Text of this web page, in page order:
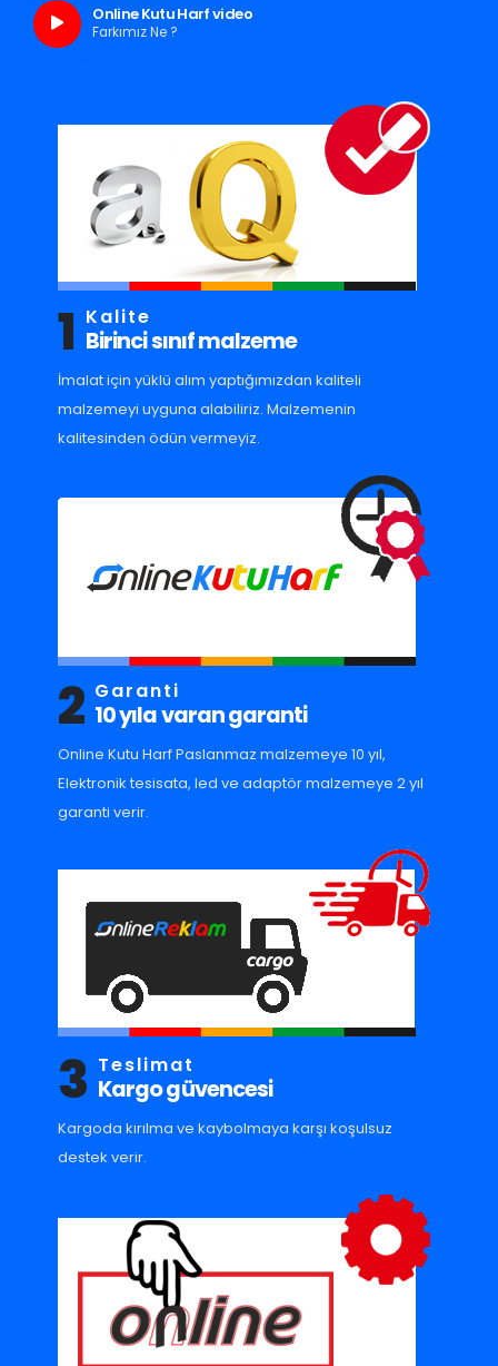
Online Kutu Harf video
Farkımız Ne ?
1 Kalite
Birinci sınıf malzeme
İmalat için yüklü alım yaptığımızdan kaliteli
malzemeyi uyguna alabiliriz. Malzemenin
kalitesinden ödün vermeyiz.
2 Garanti
10 yıla varan garanti
Online Kutu Harf Paslanmaz malzemeye 10 yıl,
Elektronik tesisata, led ve adaptör malzemeye 2 yıl
garanti verir.
3 Teslimat
Kargo güvencesi
Kargoda kırılma ve kaybolmaya karşı koşulsuz
destek verir.